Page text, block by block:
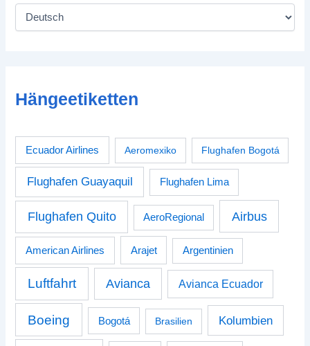
Hängeetiketten
Ecuador Airlines Aeromexiko Flughafen Bogotá
Flughafen Guayaquil Flughafen Lima
Flughafen Quito AeroRegional Airbus
American Airlines Arajet Argentinien
Luftfahrt Avianca Avianca Ecuador
Boeing Bogotá Brasilien Kolumbien